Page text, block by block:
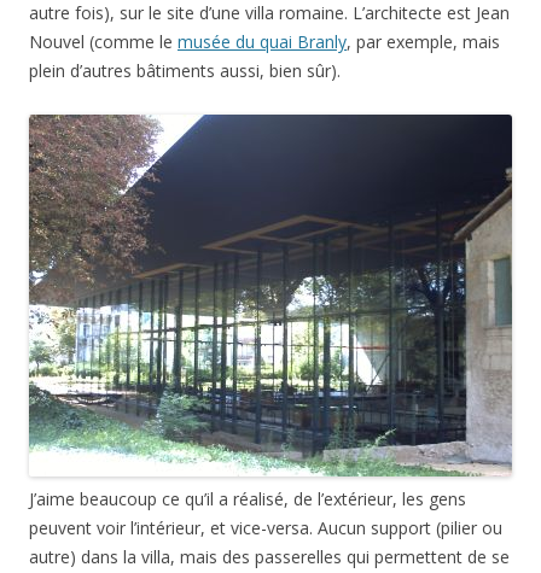
autre fois), sur le site d’une villa romaine. L’architecte est Jean
Nouvel (comme le musée du quai Branly, par exemple, mais
plein d’autres bâtiments aussi, bien sûr).
J’aime beaucoup ce qu’il a réalisé, de l’extérieur, les gens
peuvent voir l’intérieur, et vice-versa. Aucun support (pilier ou
autre) dans la villa, mais des passerelles qui permettent de se